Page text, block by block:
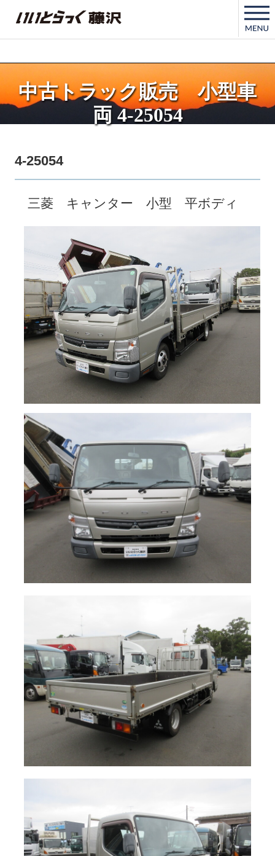
いいとらっく藤沢
中古トラック販売 小型車
両 4-25054
4-25054
三菱 キャンター 小型 平ボディ